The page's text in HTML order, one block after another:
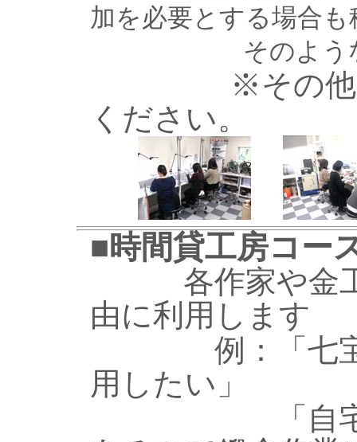
加を必要とする場合
そのような場合
※その他、
ください。
■時間貸工房コ
各作家や金
由に利用します
例：「七宝を
用したい」
「自宅での